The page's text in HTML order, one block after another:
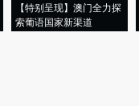
【特别呈现】澳门全力探
索葡语国家新渠道